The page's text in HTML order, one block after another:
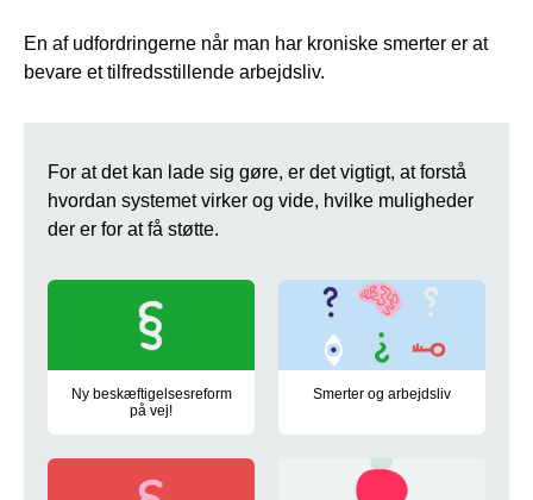
En af udfordringerne når man har kroniske smerter er at
bevare et tilfredsstillende arbejdsliv.
For at det kan lade sig gøre, er det vigtigt, at forstå
hvordan systemet virker og vide, hvilke muligheder
der er for at få støtte.
Ny beskæftigelsesreform
på vej!
Smerter og arbejdsliv